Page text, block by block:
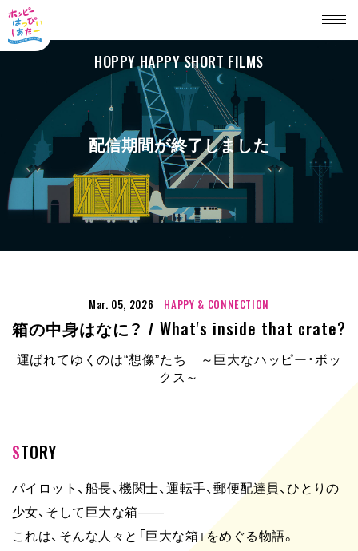
HOPPY HAPPY SHORT FILMS
配信期間が終了しました
Mar. 05, 2026 HAPPY & CONNECTION
箱の中身はなに？ / What's inside that crate?
運ばれてゆくのは“想像”たち ～巨大なハッピー・ボッ
クス～
STORY
パイロット、船長、機関士、運転手、郵便配達員、ひとりの
少女、そして巨大な箱――
これは、そんな人々と「巨大な箱」をめぐる物語。